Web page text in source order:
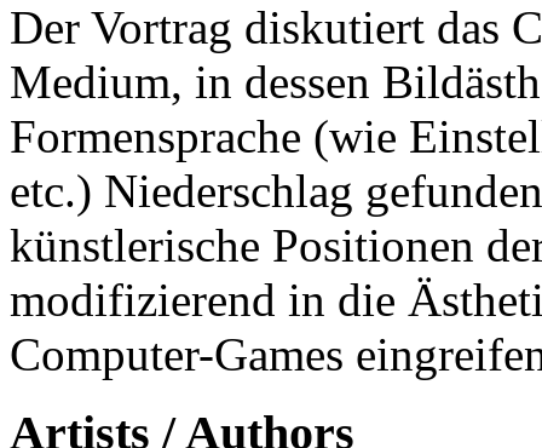
Der Vortrag diskutiert das
Medium, in dessen
Formensprache (wie
etc.) Niederschlag
künstlerische Positionen
modifizierend in die
Computer-Games
Artists / Authors